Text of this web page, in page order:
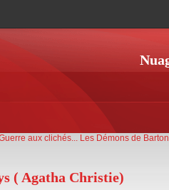
aux clichés... Les Démons de
( Agatha Christie)